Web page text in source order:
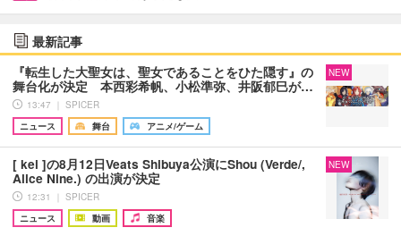
最新記事
『転生した大聖女は、聖女であることをひた隠す』の
舞台化が決定 本西彩希帆、小松準弥、井阪郁巳が…
13:47 ｜ SPICER
ニュース
舞台 アニメ/ゲーム
NEW
[ kei ]の8月12日Veats Shibuya公演にShou (Verde/,
Alice Nine.) の出演が決定
12:31 ｜ SPICER
ニュース
動画 音楽
NEW